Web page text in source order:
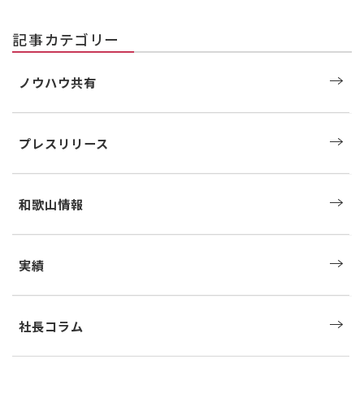
記事カテゴリー
ノウハウ共有
プレスリリース
和歌山情報
実績
社長コラム